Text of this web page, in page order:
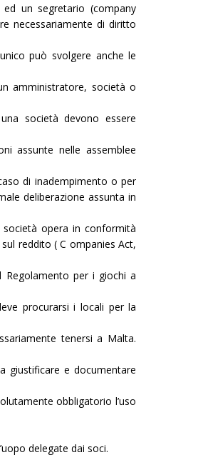
un segretario (company
necessariamente di diritto
può svolgere anche le
amministratore, società o
società devono essere
assunte nelle assemblee
di inadempimento o per
deliberazione assunta in
società opera in conformità
reddito ( C ompanies Act,
Regolamento per i giochi a
procurarsi i locali per la
tenersi a Malta.
giustificare e documentare
obbligatorio l’uso
delegate dai soci.